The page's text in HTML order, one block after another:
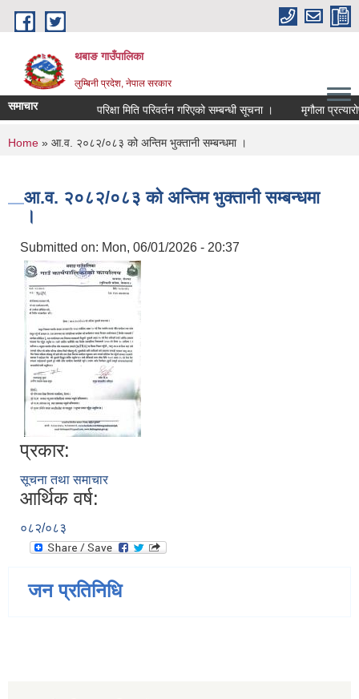
Skip to main content
थबाङ गाउँपालिका
लुम्बिनी प्रदेश, नेपाल सरकार
समाचार परिक्षा मिति परिवर्तन गरिएको सम्बन्धी सूचना । मृगौला
You are here
Home » आ.व. २०८२/०८३ को अन्तिम भुक्तानी सम्बन्धमा ।
आ.व. २०८२/०८३ को अन्तिम भुक्तानी सम्बन्धमा
।
Submitted on: Mon, 06/01/2026 - 20:37
प्रकार:
सूचना तथा समाचार
आर्थिक वर्ष:
०८२/०८३
जन प्रतिनिधि